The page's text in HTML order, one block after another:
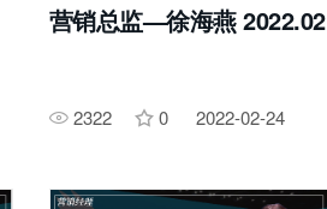
营销总监—徐海燕 2022.02
2322 0 2022-02-24